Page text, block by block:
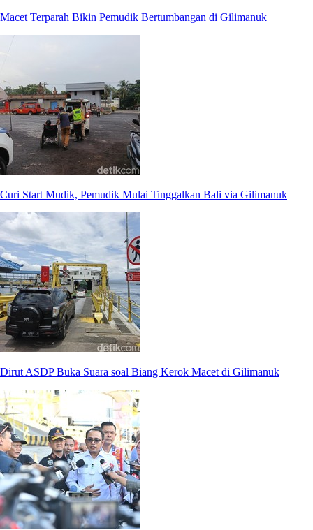
Macet Terparah Bikin Pemudik Bertumbangan di Gilimanuk
Curi Start Mudik, Pemudik Mulai Tinggalkan Bali via Gilimanuk
Dirut ASDP Buka Suara soal Biang Kerok Macet di Gilimanuk